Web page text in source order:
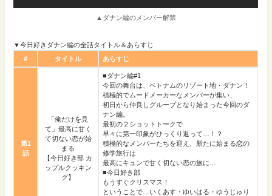
▲ダナン編のメンバー解禁
▼今日好きダナン編の全話タイトル＆あらすじ
#
タイトル あらすじ
第1
話
「俺だけを見
て」最高に甘く
て切ない恋が始
まる
【今日好き部 カ
ップルクッキン
グ】
■ダナン編#1
今回の舞台は、ベトナムのリゾート地・ダナン！
積極的でムードメーカーなメンバーが集い、
初日から仲良しグループとなり始まった今回のダ
ナン編。
最初の２ショットトークで
早々に第一印象がひっくり返って…！？
積極的なメンバーたちを迎え、新たに始まる恋の
修学旅行は
最高にキュンで甘く切ない恋の旅に…
■今日好き部
もうすぐクリスマス！
ということで…いくあす・ゆいはる・ゆうじゅり